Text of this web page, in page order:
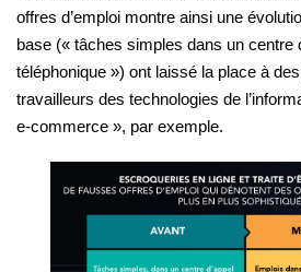
offres d’emploi montre ainsi une
base (« tâches simples dans un centre
téléphonique ») ont laissé la place à
travailleurs des technologies de
e-commerce », par exemple.